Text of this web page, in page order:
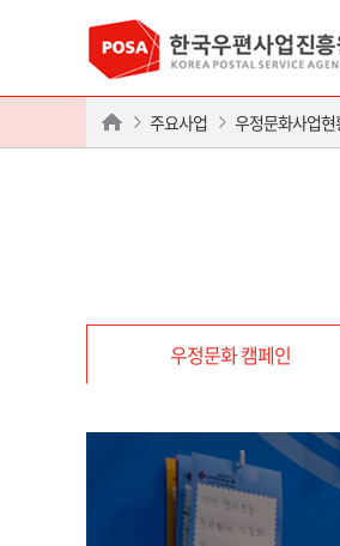
주요사업 우정문화사업현
우정문화 캠페인